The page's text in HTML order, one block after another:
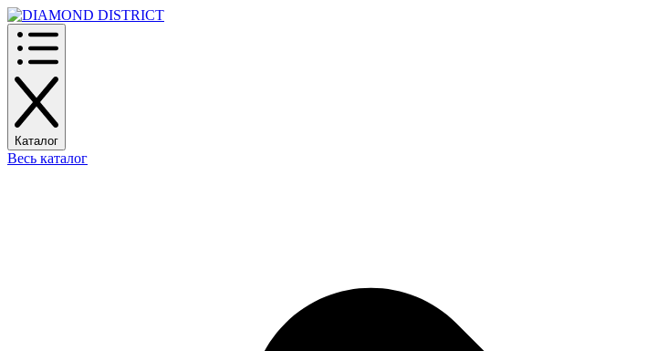
Каталог
Весь каталог